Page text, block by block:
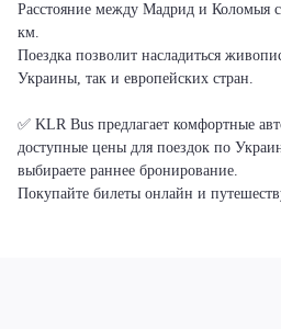
Расстояние между Мадрид и Коломыя
км.
Поездка позволит насладиться
Украины, так и европейских стран.
✅ KLR Bus предлагает комфортные
доступные цены для поездок по
выбираете раннее бронирование.
Покупайте билеты онлайн и